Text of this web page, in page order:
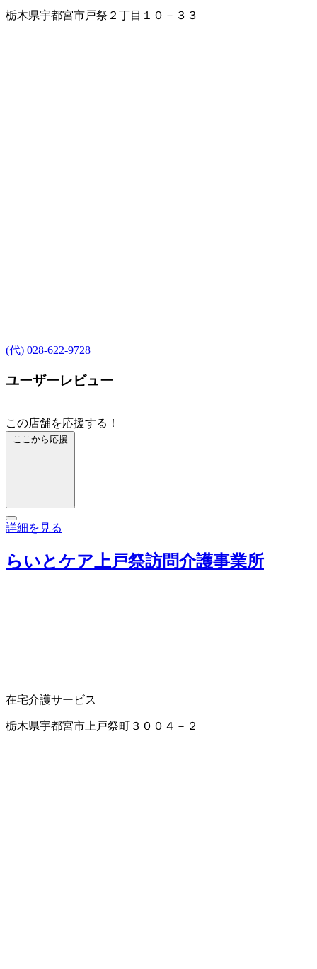
栃木県宇都宮市戸祭２丁目１０－３３
(代) 028-622-9728
ユーザーレビュー
この店舗を応援する！
ここから応援
詳細を見る
らいとケア上戸祭訪問介護事業所
在宅介護サービス
栃木県宇都宮市上戸祭町３００４－２